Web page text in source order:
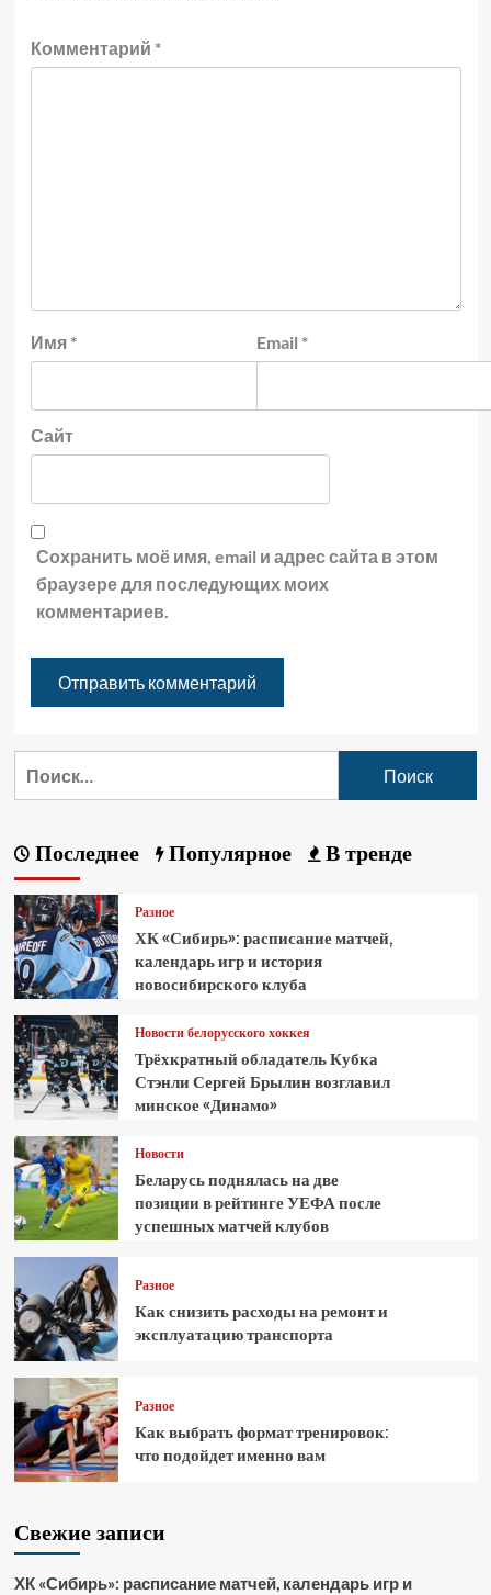
Комментарий *
Имя * Email *
Сайт
Сохранить моё имя, email и адрес сайта в этом
браузере для последующих моих
комментариев.
Последнее Популярное В тренде
Разное
ХК «Сибирь»: расписание матчей,
календарь игр и история
новосибирского клуба
Новости белорусского хоккея
Трёхкратный обладатель Кубка
Стэнли Сергей Брылин возглавил
минское «Динамо»
Новости
Беларусь поднялась на две
позиции в рейтинге УЕФА после
успешных матчей клубов
Разное
Как снизить расходы на ремонт и
эксплуатацию транспорта
Разное
Как выбрать формат тренировок:
что подойдет именно вам
Свежие записи
ХК «Сибирь»: расписание матчей, календарь игр и